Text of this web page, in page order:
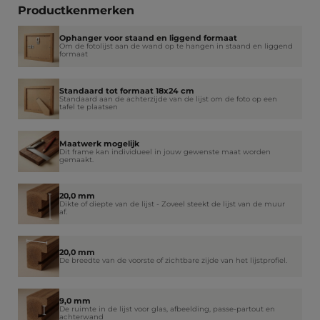
Productkenmerken
Ophanger voor staand en liggend formaat
Om de fotolijst aan de wand op te hangen in staand en liggend
formaat
Standaard tot formaat 18x24 cm
Standaard aan de achterzijde van de lijst om de foto op een
tafel te plaatsen
Maatwerk mogelijk
Dit frame kan individueel in jouw gewenste maat worden
gemaakt.
20,0 mm
Dikte of diepte van de lijst - Zoveel steekt de lijst van de muur
af.
20,0 mm
De breedte van de voorste of zichtbare zijde van het lijstprofiel.
9,0 mm
De ruimte in de lijst voor glas, afbeelding, passe-partout en
achterwand